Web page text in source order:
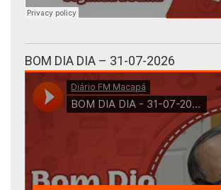
BOM DIA DIA – 31-07-2026